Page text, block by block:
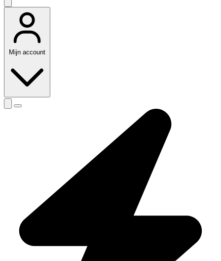
Mijn account